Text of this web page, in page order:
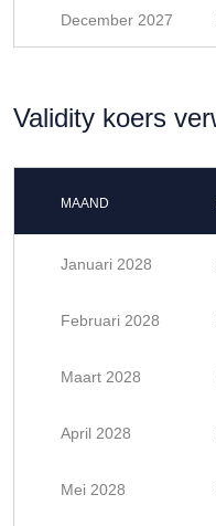
December 2027
Validity koers
MAAND
Januari 2028
Februari 2028
Maart 2028
April 2028
Mei 2028